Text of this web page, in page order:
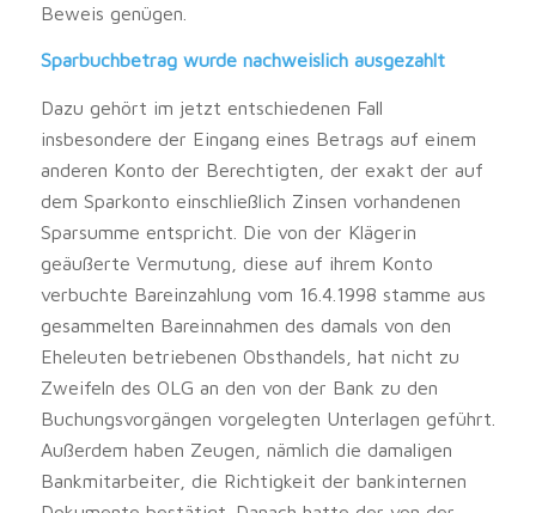
Beweis genügen.
Sparbuchbetrag wurde nachweislich ausgezahlt
Dazu gehört im jetzt entschiedenen Fall
insbesondere der Eingang eines Betrags auf einem
anderen Konto der Berechtigten, der exakt der auf
dem Sparkonto einschließlich Zinsen vorhandenen
Sparsumme entspricht. Die von der Klägerin
geäußerte Vermutung, diese auf ihrem Konto
verbuchte Bareinzahlung vom 16.4.1998 stamme aus
gesammelten Bareinnahmen des damals von den
Eheleuten betriebenen Obsthandels, hat nicht zu
Zweifeln des OLG an den von der Bank zu den
Buchungsvorgängen vorgelegten Unterlagen geführt.
Außerdem haben Zeugen, nämlich die damaligen
Bankmitarbeiter, die Richtigkeit der bankinternen